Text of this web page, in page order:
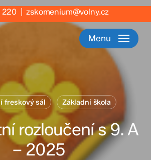
220 |zskomenium@volny.cz
Menu
freskový sál Základní škola
rozloučení s 9. A
– 2025